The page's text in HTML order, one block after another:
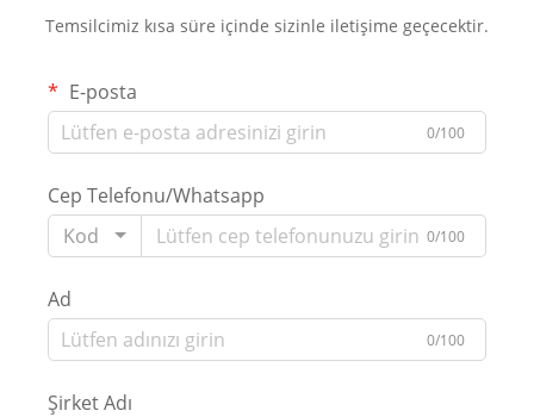
Temsilcimiz kısa süre içinde sizinle iletişime geçecektir.
E-posta
0/100
Cep Telefonu/Whatsapp
Kod
0/100
Ad
0/100
Şirket Adı